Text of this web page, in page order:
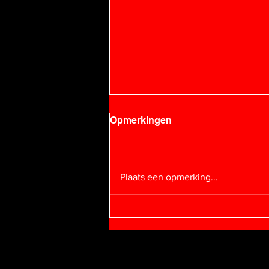
Opmerkingen
Plaats een opmerking...